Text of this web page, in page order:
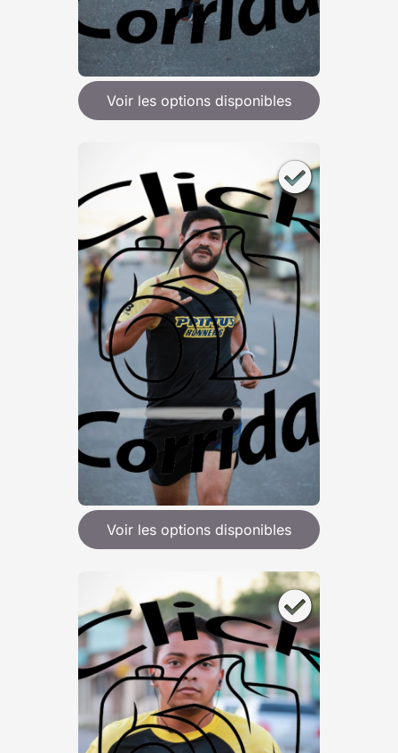
Voir les options disponibles
Voir les options disponibles